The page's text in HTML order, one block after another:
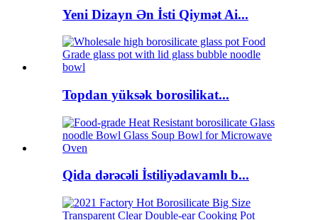
Yeni Dizayn Ən İsti Qiymət Ai...
Topdan yüksək borosilikat...
Qida dərəcəli İstiliyədavamlı b...